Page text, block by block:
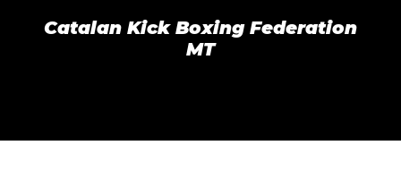
Catalan Kick Boxing Federation
MT